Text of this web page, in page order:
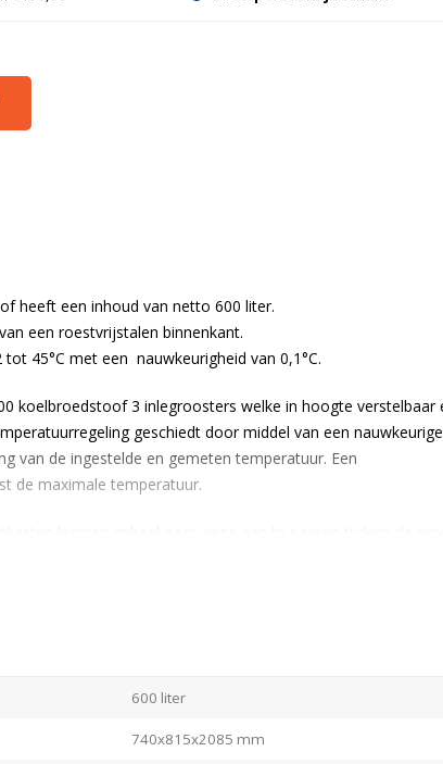
heeft een inhoud van netto 600 liter.
een roestvrijstalen binnenkant.
45°C met een nauwkeurigheid van 0,1°C.
koelbroedstoof 3 inlegroosters welke in hoogte verstelbaar
geschiedt door middel van een
van de ingestelde en gemeten temperatuur. Een
de maximale temperatuur.
levertijd.
bij u op locatie geleverd.
apparaat afvoeren.
600 liter
740x815x2085 mm